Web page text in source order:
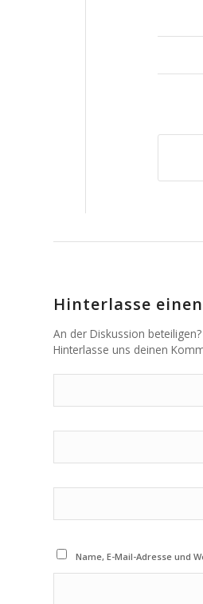
Hinterlasse
An der Diskussion beteiligen?
Hinterlasse uns deinen
Name, E-Mail-Adresse und